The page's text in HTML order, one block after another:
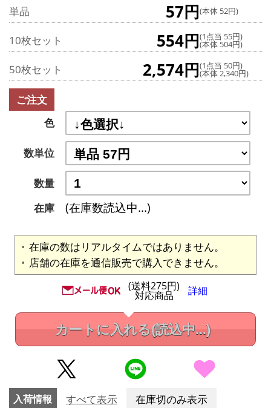
単品 57円(本体 52円)
10枚セット 554円(1点当 55円)
(本体 504円)
50枚セット 2,574円(1点当 50円)
(本体 2,340円)
ご注文
色
数単位
数量
在庫
(在庫数読込中...)
在庫の数はリアルタイムではありません。
店舗の在庫を通信販売で購入できません。
(送料275円)
対応商品 詳細
カートに入れる(読込中...)
入荷情報 すべて表示 在庫切のみ表示